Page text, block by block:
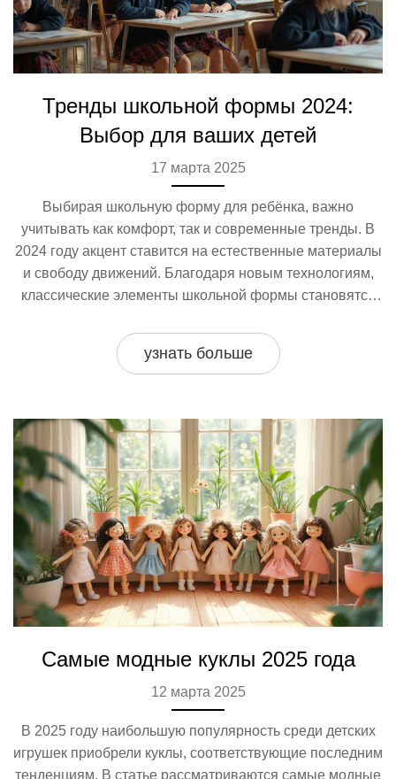
Тренды школьной формы 2024:
Выбор для ваших детей
17 марта 2025
Выбирая школьную форму для ребёнка, важно
учитывать как комфорт, так и современные тренды. В
2024 году акцент ставится на естественные материалы
и свободу движений. Благодаря новым технологиям,
классические элементы школьной формы становятся
последних тенденциях, которые помогут вашим детям
чувствовать себя уверенно и стильно на уроках.
узнать больше
Самые модные куклы 2025 года
12 марта 2025
В 2025 году наибольшую популярность среди детских
игрушек приобрели куклы, соответствующие последним
тенденциям. В статье рассматриваются самые модные